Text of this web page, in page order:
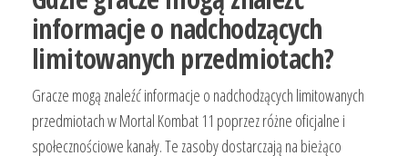
informacje o nadchodzących
limitowanych przedmiotach?
Gracze mogą znaleźć informacje o nadchodzących limitowanych
przedmiotach w Mortal Kombat 11 poprzez różne oficjalne i
społecznościowe kanały. Te zasoby dostarczają na bieżąco